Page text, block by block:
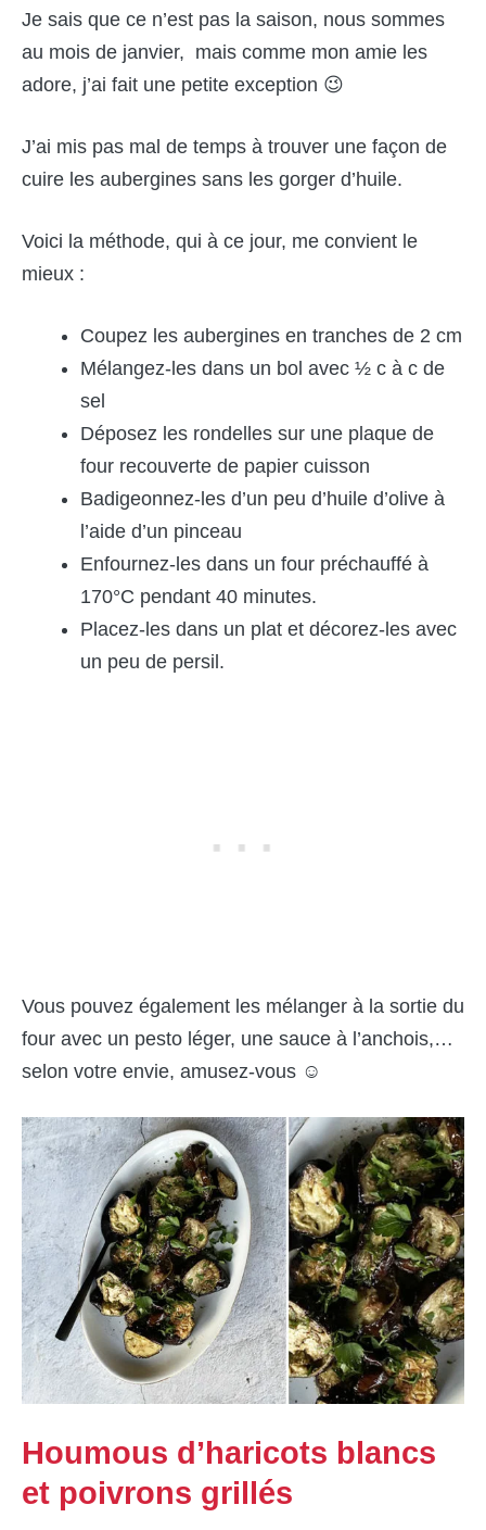
Je sais que ce n’est pas la saison, nous sommes
au mois de janvier, mais comme mon amie les
adore, j’ai fait une petite exception 😉
J’ai mis pas mal de temps à trouver une façon de
cuire les aubergines sans les gorger d’huile.
Voici la méthode, qui à ce jour, me convient le
mieux :
Coupez les aubergines en tranches de 2 cm
Mélangez-les dans un bol avec ½ c à c de
sel
Déposez les rondelles sur une plaque de
four recouverte de papier cuisson
Badigeonnez-les d’un peu d’huile d’olive à
l’aide d’un pinceau
Enfournez-les dans un four préchauffé à
170°C pendant 40 minutes.
Placez-les dans un plat et décorez-les avec
un peu de persil.
Vous pouvez également les mélanger à la sortie du
four avec un pesto léger, une sauce à l’anchois,…
selon votre envie, amusez-vous ☺
Houmous d’haricots blancs
et poivrons grillés